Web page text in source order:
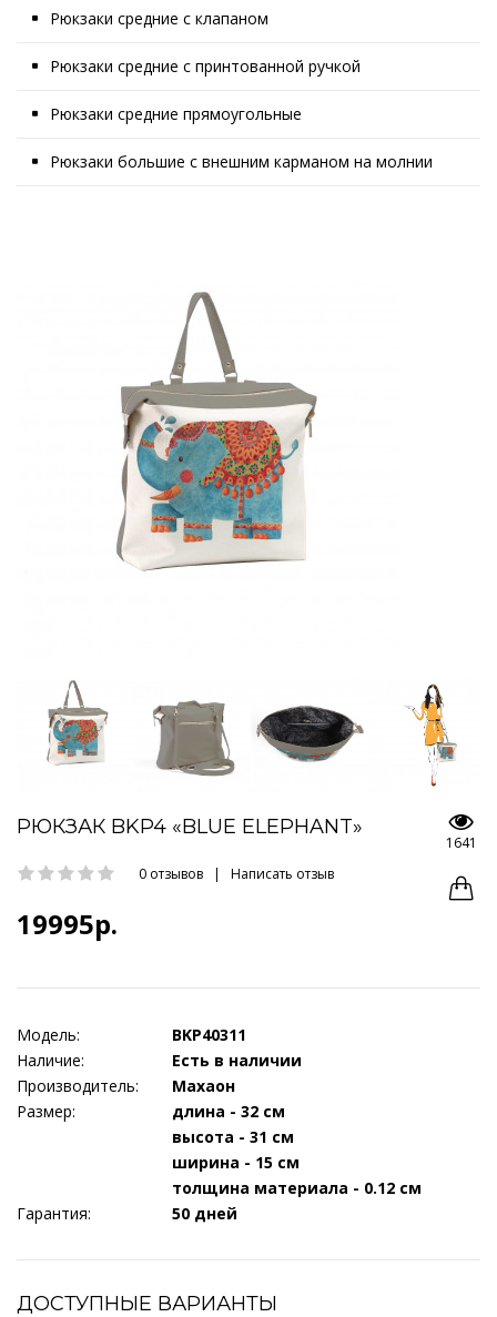
Рюкзаки средние с клапаном
Рюкзаки средние с принтованной ручкой
Рюкзаки средние прямоугольные
Рюкзаки большие с внешним карманом на молнии
РЮКЗАК BKP4 «BLUE ELEPHANT»
0 отзывов | Написать отзыв
19995р.
1641
Модель:
BKP40311
Наличие:
Есть в наличии
Производитель:
Махаон
Размер:
длина - 32 см
высота - 31 см
ширина - 15 см
толщина материала - 0.12 см
Гарантия:
50 дней
ДОСТУПНЫЕ ВАРИАНТЫ